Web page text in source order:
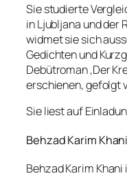
Sie studierte
in Ljubljana und der
widmet sie sich
Gedichten und
Debütroman ‚Der
erschienen, gefolgt
Sie liest auf
Behzad Karim
Behzad Karim